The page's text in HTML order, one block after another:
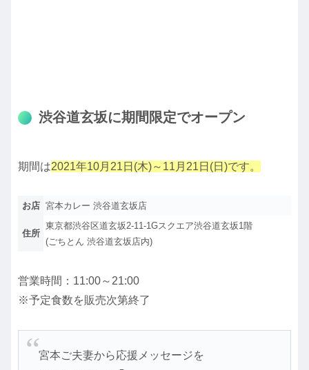
渋谷道玄坂に期間限定でオープン
期間は2021年10月21日(木)～11月21日(日)です。
お店 宮本カレー 渋谷道玄坂店
住所
東京都渋谷区道玄坂2-11-1Gスクエア渋谷道玄坂1階
(ごちとん 渋谷道玄坂店内)
営業時間：11:00～21:00
※予定食数を販売次第終了
宮本ご夫妻から応援メッセージを